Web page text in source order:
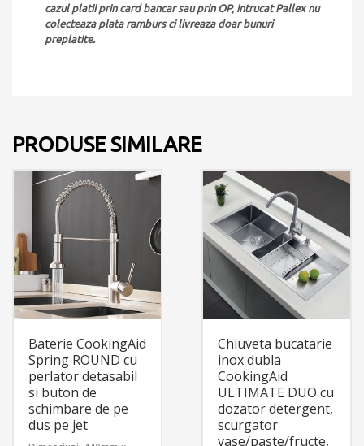
cazul platii prin card bancar sau prin OP, intrucat Pallex nu
colecteaza plata ramburs ci livreaza doar bunuri
preplatite.
PRODUSE SIMILARE
Baterie CookingAid
Spring ROUND cu
perlator detasabil
si buton de
schimbare de pe
dus pe jet
Chiuveta bucatarie
inox dubla
CookingAid
ULTIMATE DUO cu
dozator detergent,
scurgator
vase/paste/fructe,